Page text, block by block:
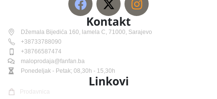
Kontakt
Džemala Bijedića 160, lamela C, 71000, Sarajevo
+38733788090
+38766587474
maloprodaja@fanfan.ba
Ponedeljak - Petak; 08,30h - 15,30h
Linkovi
Prodavnica